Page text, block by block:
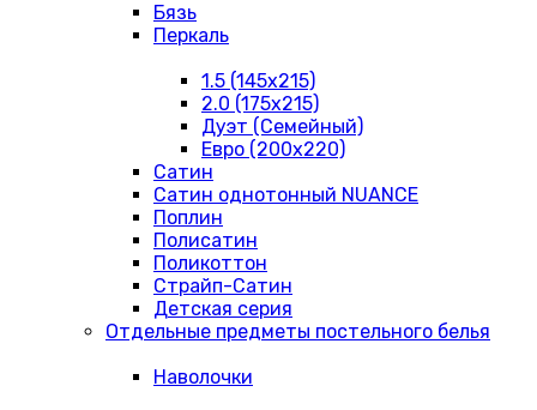
Бязь
Перкаль
1.5 (145х215)
2.0 (175х215)
Дуэт (Семейный)
Евро (200х220)
Сатин
Сатин однотонный NUANCE
Поплин
Полисатин
Поликоттон
Страйп-Сатин
Детская серия
Отдельные предметы постельного белья
Наволочки